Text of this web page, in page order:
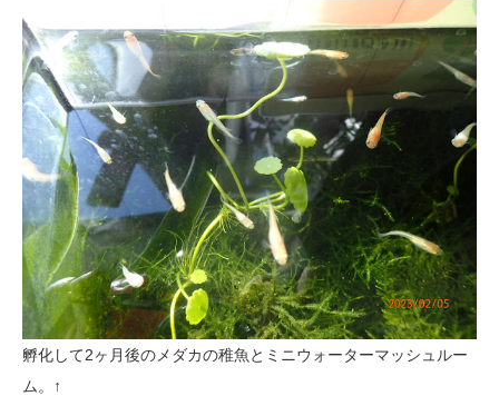
孵化して2ヶ月後のメダカの稚魚とミニウォーターマッシュルー
ム。↑